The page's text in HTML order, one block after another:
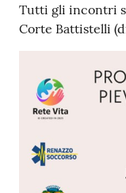
Tutti gli incontri
Corte Battistelli